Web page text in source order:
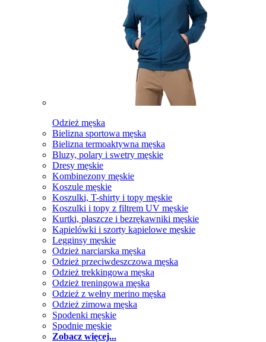
Odzież męska
Bielizna sportowa męska
Bielizna termoaktywna męska
Bluzy, polary i swetry męskie
Dresy męskie
Kombinezony męskie
Koszule męskie
Koszulki, T-shirty i topy męskie
Koszulki i topy z filtrem UV męskie
Kurtki, płaszcze i bezrękawniki męskie
Kąpielówki i szorty kąpielowe męskie
Legginsy męskie
Odzież narciarska męska
Odzież przeciwdeszczowa męska
Odzież trekkingowa męska
Odzież treningowa męska
Odzież z wełny merino męska
Odzież zimowa męska
Spodenki męskie
Spodnie męskie
Zobacz więcej...